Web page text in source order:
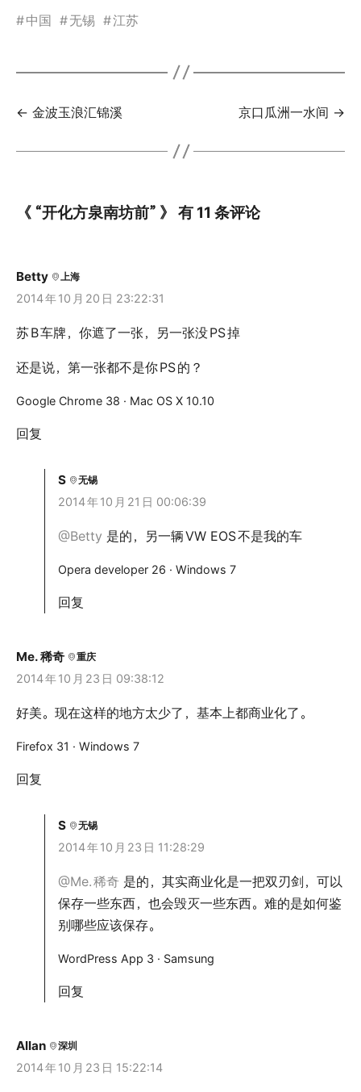
#中国 #无锡 #江苏
← 金波玉浪汇锦溪 京口瓜洲一水间 →
《 “开化方泉南坊前” 》 有 11 条评论
Betty 上海
2014年10 月 20 日 23:22:31
苏B车牌，你遮了一张，另一张没PS掉
还是说，第一张都不是你PS的？
Google Chrome 38 · Mac OS X 10.10
回复
S 无锡
2014年10 月 21 日 00:06:39
@Betty 是的，另一辆VW EOS不是我的车
Opera developer 26 · Windows 7
回复
Me.稀奇 重庆
2014年10 月 23 日 09:38:12
好美。现在这样的地方太少了，基本上都商业化了。
Firefox 31 · Windows 7
回复
S 无锡
2014年10 月 23 日 11:28:29
@Me.稀奇 是的，其实商业化是一把双刃剑，可以
保存一些东西，也会毁灭一些东西。难的是如何鉴
别哪些应该保存。
WordPress App 3 · Samsung
回复
Allan 深圳
2014年10 月 23 日 15:22:14